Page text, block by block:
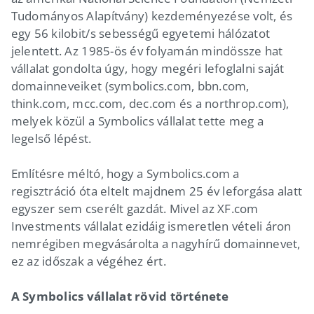
Tudományos Alapítvány) kezdeményezése volt, és
egy 56 kilobit/s sebességű egyetemi hálózatot
jelentett. Az 1985-ös év folyamán mindössze hat
vállalat gondolta úgy, hogy megéri lefoglalni saját
domainneveiket (symbolics.com, bbn.com,
think.com, mcc.com, dec.com és a northrop.com),
melyek közül a Symbolics vállalat tette meg a
legelső lépést.
Említésre méltó, hogy a Symbolics.com a
regisztráció óta eltelt majdnem 25 év leforgása alatt
egyszer sem cserélt gazdát. Mivel az XF.com
Investments vállalat ezidáig ismeretlen vételi áron
nemrégiben megvásárolta a nagyhírű domainnevet,
ez az időszak a végéhez ért.
A Symbolics vállalat rövid története